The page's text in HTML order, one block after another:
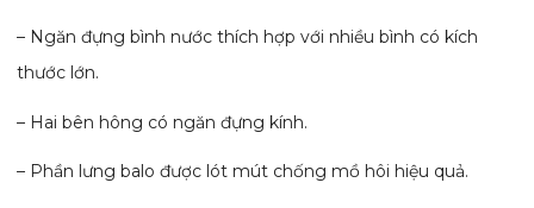
– Ngăn đựng bình nước thích hợp với nhiều bình có kích
thước lớn.
– Hai bên hông có ngăn đựng kính.
– Phần lưng balo được lót mút chống mồ hôi hiệu quả.